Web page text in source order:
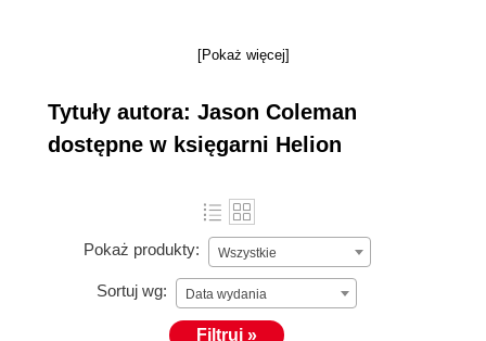
[Pokaż więcej]
Tytuły autora: Jason Coleman
dostępne w księgarni Helion
Pokaż produkty: Wszystkie
Sortuj wg: Data wydania
Filtruj »